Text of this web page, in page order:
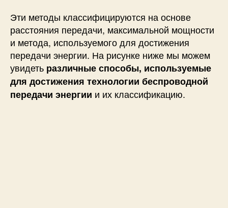
Эти методы классифицируются на основе
расстояния передачи, максимальной мощности
и метода, используемого для достижения
передачи энергии. На рисунке ниже мы можем
увидеть различные способы, используемые
для достижения технологии беспроводной
передачи энергии и их классификацию.